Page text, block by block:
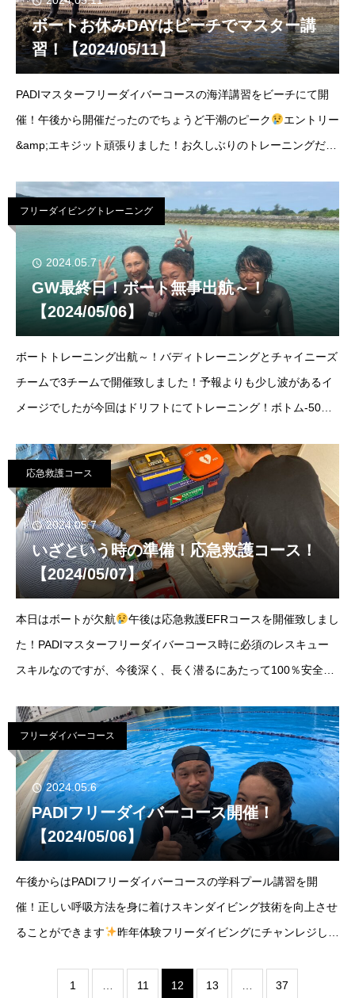
ボートお休みDAYはビーチでマスター講
習！【2024/05/11】
PADIマスターフリーダイバーコースの海洋講習をビーチにて開
催！午後から開催だったのでちょうど干潮のピーク
エントリー
&amp;エキジット頑張りました！お久しぶりのトレーニングだっ
ースの前半が終わりました！ポイ
フリーダイビングトレーニング
2024.05.7
GW最終日！ボート無事出航～！
【2024/05/06】
ボートトレーニング出航～！バディトレーニングとチャイニーズ
チームで3チームで開催致しました！予報よりも少し波があるイ
メージでしたが今回はドリフトにてトレーニング！ボトム-50ｍ
潮：11:25
応急救護コース
2024.05.7
いざという時の準備！応急救護コース！
【2024/05/07】
本日はボートが欠航
午後は応急救護EFRコースを開催致しまし
た！PADIマスターフリーダイバーコース時に必須のレスキュー
スキルなのですが、今後深く、長く潜るにあたって100％安全な
いきましょう！正
フリーダイバーコース
2024.05.6
PADIフリーダイバーコース開催！
【2024/05/06】
午後からはPADIフリーダイバーコースの学科プール講習を開
催！正しい呼吸方法を身に着けスキンダイビング技術を向上させ
ることができます
昨年体験フリーダイビングにチャンレジして
ます！宜野湾マリンセンター晴れ気温27℃/水温
1 11 12 13 37